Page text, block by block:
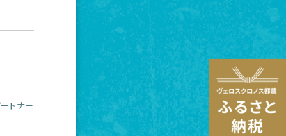
トナー